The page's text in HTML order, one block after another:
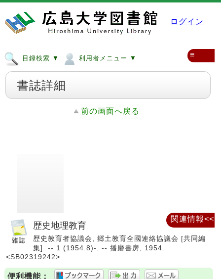
ログイン
目録検索 ▼ 利用者メニュー ▼ ≡
書誌詳細
前の画面へ戻る
歴史地理教育
歴史教育者協議会, 郷土教育全國連絡協議会 [共同編
集]. -- 1 (1954.8)-. -- 播磨書房, 1954.
<SB02319242>
便利機能：
関連情報<<